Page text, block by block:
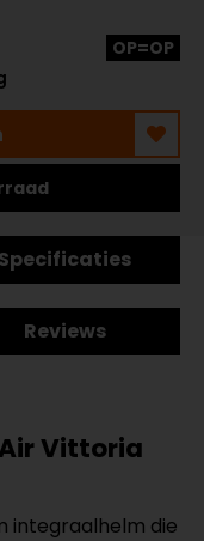
OP=OP
Specificaties
Reviews
Vittoria
integraalhelm die